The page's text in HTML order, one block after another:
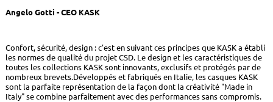
Angelo Gotti - CEO KASK
Confort, sécurité, design : c'est en suivant ces principes que KASK a établi
les normes de qualité du projet CSD. Le design et les caractéristiques de
toutes les collections KASK sont innovants, exclusifs et protégés par de
nombreux brevets.Développés et fabriqués en Italie, les casques KASK
sont la parfaite représentation de la façon dont la créativité "Made in
Italy" se combine parfaitement avec des performances sans compromis.